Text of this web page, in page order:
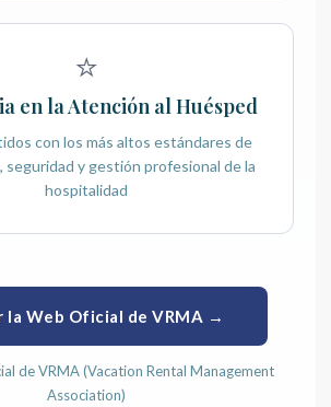
⭐
en la Atención al Huésped
con los más altos estándares de
seguridad y gestión profesional de la
hospitalidad
la Web Oficial de VRMA →
de VRMA (Vacation Rental Management
Association)